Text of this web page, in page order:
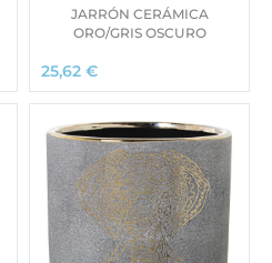
JARRÓN CERÁMICA
ORO/GRIS OSCURO
25,62 €